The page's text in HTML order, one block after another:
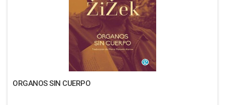
ORGANOS SIN CUERPO